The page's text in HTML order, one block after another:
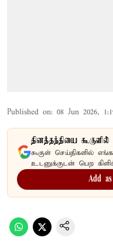
Published on: 08 Jun 2026,
தினத்தந்தியை
கூகுள் செய்திகளில்
உடனுக்குடன் பெற
Add